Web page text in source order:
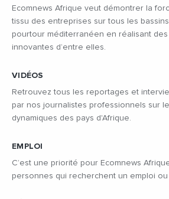
Ecomnews Afrique veut démontrer la
tissu des entreprises sur tous les
pourtour méditerranéen en réalisant
innovantes d’entre elles.
VIDÉOS
Retrouvez tous les reportages et
par nos journalistes professionnels sur
dynamiques des pays d'Afrique.
EMPLOI
C’est une priorité pour Ecomnews
personnes qui recherchent un emploi